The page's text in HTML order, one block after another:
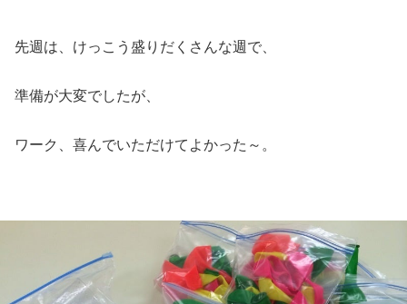
先週は、けっこう盛りだくさんな週で、
準備が大変でしたが、
ワーク、喜んでいただけてよかった～。